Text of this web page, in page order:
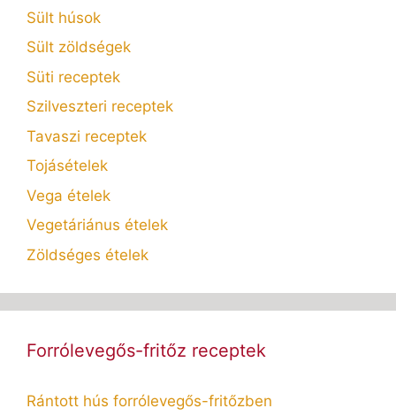
Sült húsok
Sült zöldségek
Süti receptek
Szilveszteri receptek
Tavaszi receptek
Tojásételek
Vega ételek
Vegetáriánus ételek
Zöldséges ételek
Forrólevegős-fritőz receptek
Rántott hús forrólevegős-fritőzben